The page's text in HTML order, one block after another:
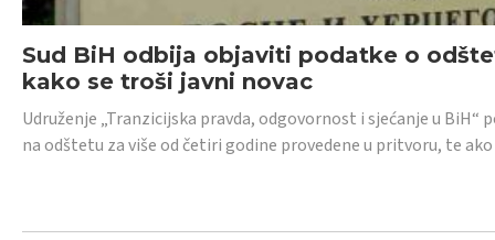
Sud BiH odbija objaviti podatke o
kako se troši javni novac
Udruženje „Tranzicijska pravda, odgovornost i sjećanje u
na odštetu za više od četiri godine provedene u pritvoru, te